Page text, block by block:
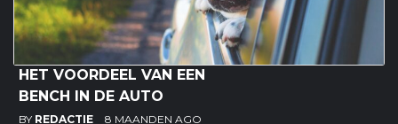
HET VOORDEEL VAN EEN
BENCH IN DE AUTO
BY REDACTIE 8 MAANDEN AGO